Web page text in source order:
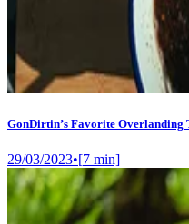
GonDirtin’s Favorite Overlanding
29/03/2023•[7 min]